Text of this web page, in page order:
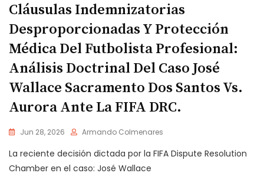
Cláusulas Indemnizatorias
Desproporcionadas Y Protección
Médica Del Futbolista Profesional:
Análisis Doctrinal Del Caso José
Wallace Sacramento Dos Santos Vs.
Aurora Ante La FIFA DRC.
Jun 28, 2026 Armando Colmenares
La reciente decisión dictada por la FIFA Dispute Resolution
Chamber en el caso: José Wallace